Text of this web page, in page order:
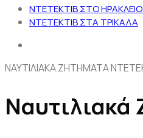
ΝΤΕΤΕΚΤΙΒ ΣΤΟ
ΝΤΕΤΕΚΤΙΒ ΣΤΑ ΤΡΙΚΑΛΑ
ΝΑΥΤΙΛΙΑΚΑ ΖΗΤΗΜΑΤΑ
Ναυτιλιακά